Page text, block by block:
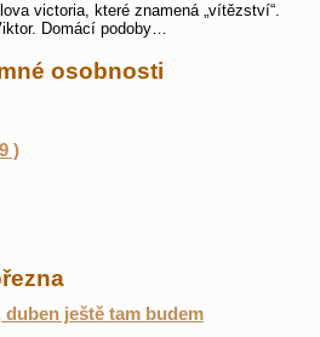
victoria, které znamená „vítězství“.
Domácí podoby…
osobnosti
)
duben ještě tam budem